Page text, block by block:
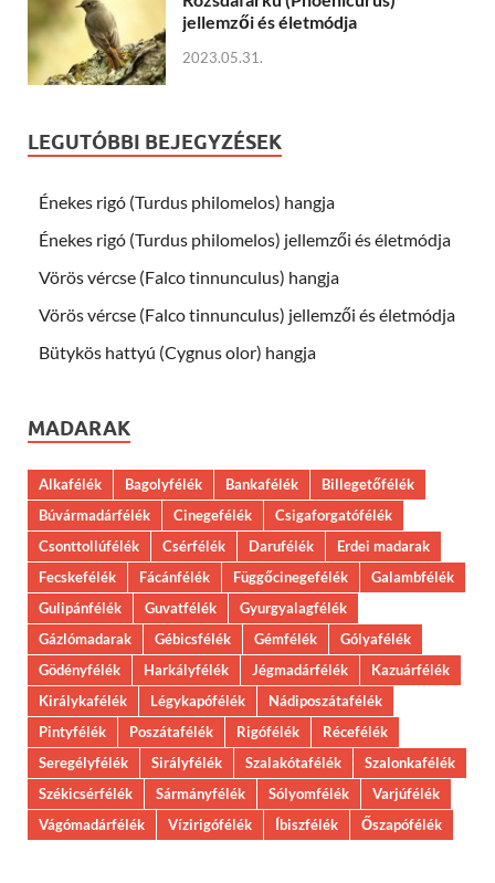
jellemzői és életmódja
2023.05.31.
LEGUTÓBBI BEJEGYZÉSEK
Énekes rigó (Turdus philomelos) hangja
Énekes rigó (Turdus philomelos) jellemzői és életmódja
Vörös vércse (Falco tinnunculus) hangja
Vörös vércse (Falco tinnunculus) jellemzői és életmódja
Bütykös hattyú (Cygnus olor) hangja
MADARAK
Alkafélék Bagolyfélék Bankafélék
Billegetőfélék
Búvármadárfélék
Cinegefélék
Csigaforgatófélék
Csonttollúfélék
Csérfélék Darufélék
Erdei madarak
Fecskefélék
Fácánfélék Függőcinegefélék
Galambfélék
Gulipánfélék
Guvatfélék
Gyurgyalagfélék
Gázlómadarak
Gébicsfélék Gémfélék
Gólyafélék
Gödényfélék
Harkályfélék Jégmadárfélék
Kazuárfélék
Királykafélék
Légykapófélék
Nádiposzátafélék
Pintyfélék
Poszátafélék Rigófélék
Récefélék
Seregélyfélék
Sirályfélék Szalakótafélék
Szalonkafélék
Székicsérfélék
Sármányfélék Sólyomfélék
Varjúfélék
Vágómadárfélék
Vízirigófélék Íbiszfélék Őszapófélék